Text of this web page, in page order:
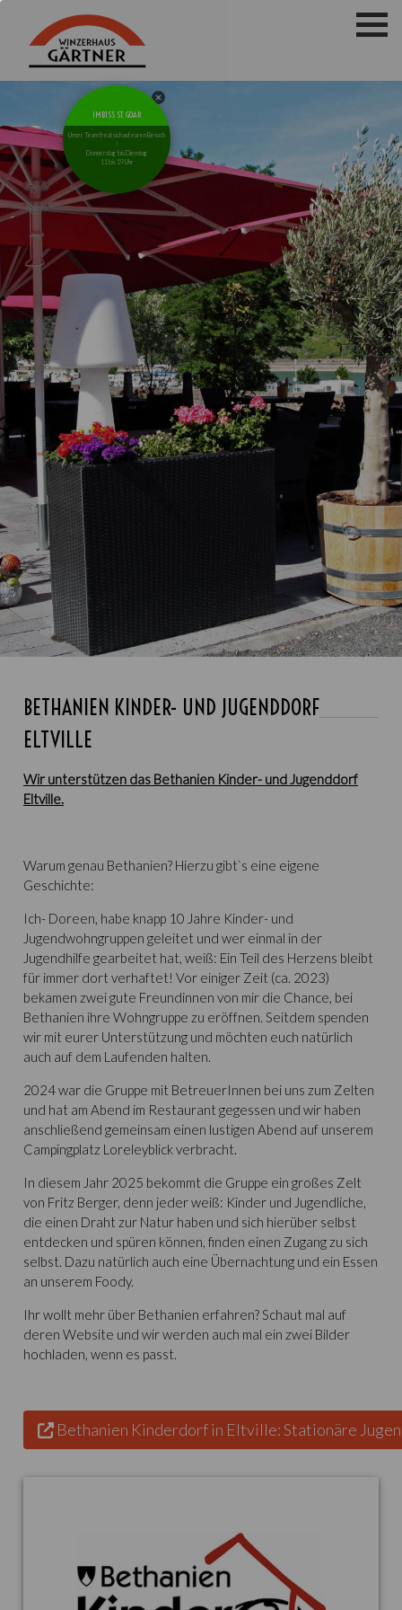
BETHANIEN KINDER- UND JUGENDDORF
ELTVILLE
Wir unterstützen das Bethanien Kinder- und Jugenddorf
Eltville.
Warum genau Bethanien? Hierzu gibt`s eine eigene
Geschichte:
Ich- Doreen, habe knapp 10 Jahre Kinder- und
Jugendwohngruppen geleitet und wer einmal in der
Jugendhilfe gearbeitet hat, weiß: Ein Teil des Herzens bleibt
für immer dort verhaftet! Vor einiger Zeit (ca. 2023)
bekamen zwei gute Freundinnen von mir die Chance, bei
Bethanien ihre Wohngruppe zu eröffnen. Seitdem spenden
wir mit eurer Unterstützung und möchten euch natürlich
auch auf dem Laufenden halten.
2024 war die Gruppe mit BetreuerInnen bei uns zum Zelten
und hat am Abend im Restaurant gegessen und wir haben
anschließend gemeinsam einen lustigen Abend auf unserem
Campingplatz Loreleyblick verbracht.
In diesem Jahr 2025 bekommt die Gruppe ein großes Zelt
von Fritz Berger, denn jeder weiß: Kinder und Jugendliche,
die einen Draht zur Natur haben und sich hierüber selbst
entdecken und spüren können, finden einen Zugang zu sich
selbst. Dazu natürlich auch eine Übernachtung und ein Essen
an unserem Foody.
Ihr wollt mehr über Bethanien erfahren? Schaut mal auf
deren Website und wir werden auch mal ein zwei Bilder
hochladen, wenn es passt.
Bethanien Kinderdorf in Eltville: Stationäre
IMBISS ST. GOAR
Unser Team freut sich auf euren Besuch
!
Donnerstag bis Dienstag
11 bis 19 Uhr